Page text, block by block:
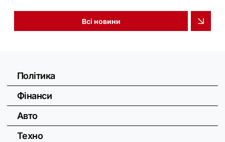
Всі новини
Політика
Фінанси
Авто
Техно